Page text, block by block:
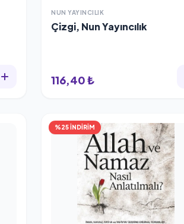
NUN YAYINCILIK
Çizgi, Nun Yayıncılık
116,40 ₺
%25 İNDİRİM